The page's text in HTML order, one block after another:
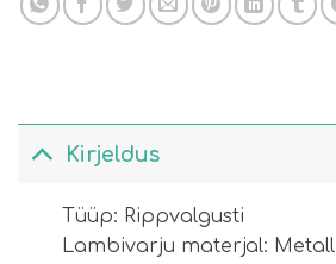
Kirjeldus
Тüüp: Rippvalgusti
Lambivarju materjal: Metall